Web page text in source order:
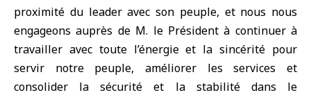
proximité du leader avec son peuple, et nous nous
engageons auprès de M. le Président à continuer à
travailler avec toute l’énergie et la sincérité pour
servir notre peuple, améliorer les services et
consolider la sécurité et la stabilité dans le